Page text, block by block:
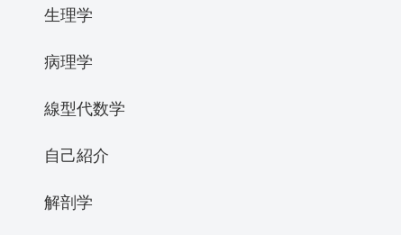
生理学
病理学
線型代数学
自己紹介
解剖学